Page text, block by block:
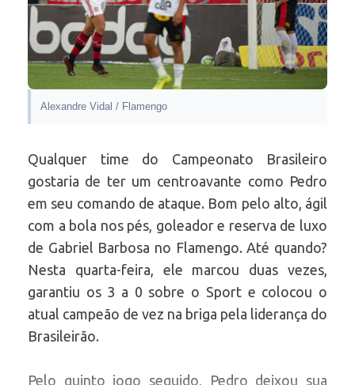
Alexandre Vidal / Flamengo
Qualquer time do Campeonato Brasileiro
gostaria de ter um centroavante como Pedro
em seu comando de ataque. Bom pelo alto, ágil
com a bola nos pés, goleador e reserva de luxo
de Gabriel Barbosa no Flamengo. Até quando?
Nesta quarta-feira, ele marcou duas vezes,
garantiu os 3 a 0 sobre o Sport e colocou o
atual campeão de vez na briga pela liderança do
Brasileirão.
Pelo quinto jogo seguido, Pedro deixou sua